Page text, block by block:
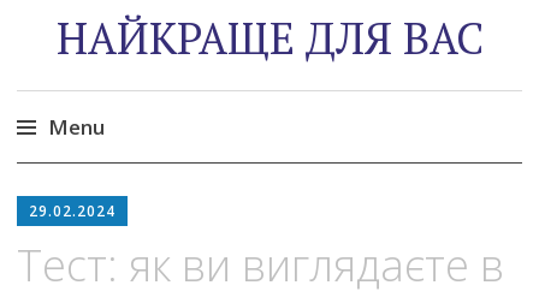
НАЙКРАЩЕ ДЛЯ ВАС
Menu
to
29.02.2024
Тест: як ви виглядаєте в